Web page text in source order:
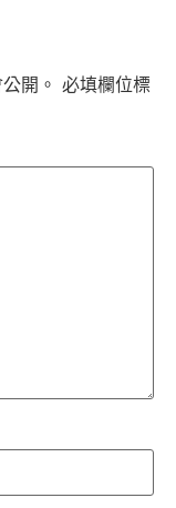
開。 必填欄位標